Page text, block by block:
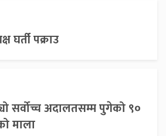
घर्ती पक्राउ
सर्वोच्च अदालतसम्म पुगेको ९०
माला